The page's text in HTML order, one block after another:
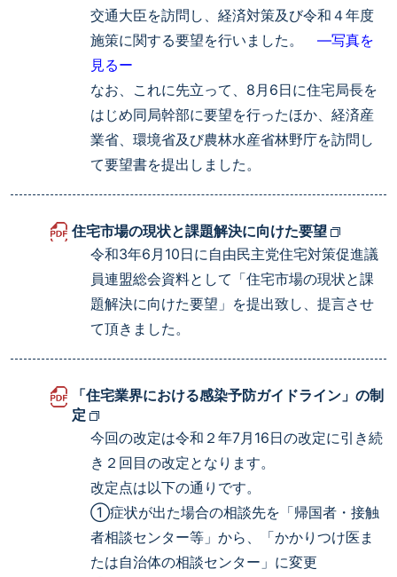
交通大臣を訪問し、経済対策及び令和４年度
施策に関する要望を行いました。 ―写真を
見るー
なお、これに先立って、8月6日に住宅局長を
はじめ同局幹部に要望を行ったほか、経済産
業省、環境省及び農林水産省林野庁を訪問し
て要望書を提出しました。
住宅市場の現状と課題解決に向けた要望
令和3年6月10日に自由民主党住宅対策促進議
員連盟総会資料として「住宅市場の現状と課
題解決に向けた要望」を提出致し、提言させ
て頂きました。
「住宅業界における感染予防ガイドライン」の制
定
今回の改定は令和２年7月16日の改定に引き続
き２回目の改定となります。
改定点は以下の通りです。
①症状が出た場合の相談先を「帰国者・接触
者相談センター等」から、「かかりつけ医ま
たは自治体の相談センター」に変更